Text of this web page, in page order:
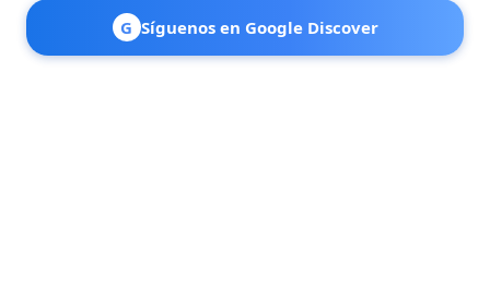
G Síguenos en Google Discover